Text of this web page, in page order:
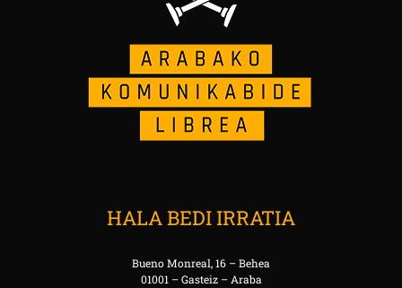
HALA BEDI IRRATIA
Bueno Monreal, 16 – Behea
01001 – Gasteiz – Araba